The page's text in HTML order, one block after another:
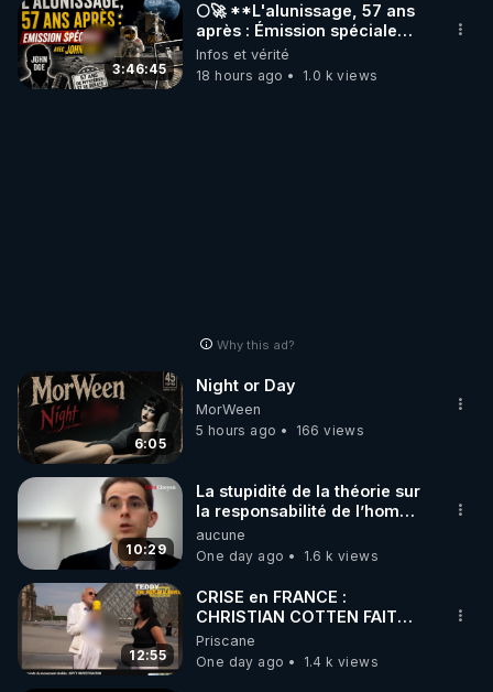
3:46:45
🌕🚀 **L'alunissage, 57 ans
après : Émission spéciale
avec John Doe !** 👨 🚀✨
Infos et vérité
18 hours ago
1.0 k views
Why this ad?
6:05
Night or Day
MorWeen
5 hours ago
166 views
10:29
La stupidité de la théorie sur
la responsabilité de l’homme
concernant le dioxyde de
carbone.
aucune
One day ago
1.6 k views
12:55
CRISE en FRANCE :
CHRISTIAN COTTEN FAIT
une étrange découverte
Priscane
One day ago
1.4 k views